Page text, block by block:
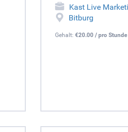
Kast Live
Bitburg
Gehalt: €20.00 / pro Stunde